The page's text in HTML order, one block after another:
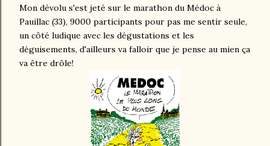
Mon dévolu s'est jeté sur le marathon du Médoc à
Pauillac (33), 9000 participants pour pas me sentir seule,
un côté ludique avec les dégustations et les
déguisements, d'ailleurs va falloir que je pense au mien ça
va être drôle!